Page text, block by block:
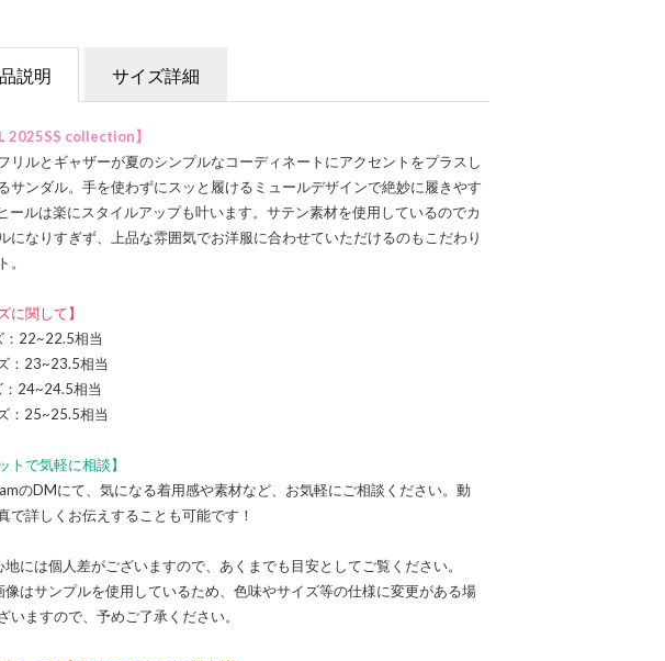
説明 サイズ詳細
2025SS collection】
リルとギャザーが夏のシンプルなコーディネートにアクセントをプラスし
サンダル。手を使わずにスッと履けるミュールデザインで絶妙に履きやす
ールは楽にスタイルアップも叶います。サテン素材を使用しているのでカ
になりすぎず、上品な雰囲気でお洋服に合わせていただけるのもこだわり
。
に関して】
：22~22.5相当
：23~23.5相当
：24~24.5相当
：25~25.5相当
トで気軽に相談】
のDMにて、気になる着用感や素材など、お気軽にご相談ください。動
で詳しくお伝えすることも可能です！
地には個人差がございますので、あくまでも目安としてご覧ください。
像はサンプルを使用しているため、色味やサイズ等の仕様に変更がある場
いますので、予めご了承ください。